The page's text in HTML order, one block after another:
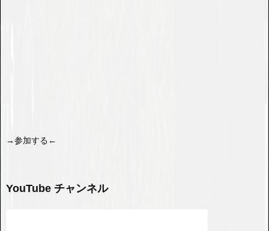
→参加する←
YouTube チャンネル